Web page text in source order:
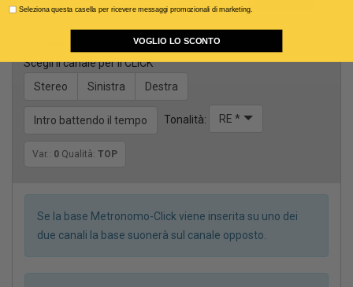
Scegli il canale per il CLICK
Stereo
Sinistra Destra
Intro battendo il tempo Tonalità: RE *
Var.: 0 Qualità: TOP
Se la base Metronomo-Click viene inserita su uno dei
due canali la base suonerà sul canale opposto.
Seleziona questa casella per ricevere messaggi promozionali di marketing.
VOGLIO LO SCONTO